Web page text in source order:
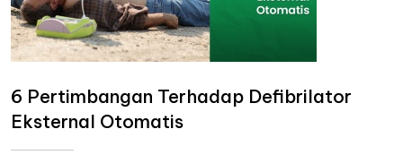
6 Pertimbangan Terhadap Defibrilator
Eksternal Otomatis